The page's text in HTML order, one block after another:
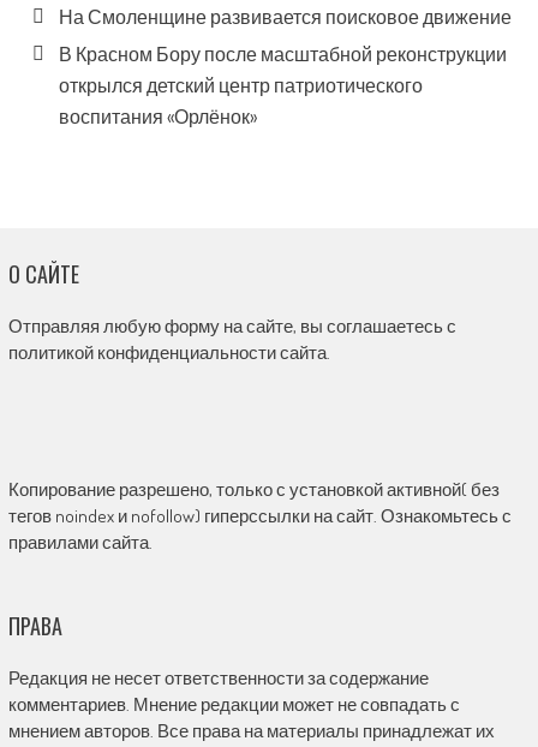
На Смоленщине развивается поисковое движение
В Красном Бору после масштабной реконструкции
открылся детский центр патриотического
воспитания «Орлёнок»
О САЙТЕ
Отправляя любую форму на сайте, вы соглашаетесь с
политикой конфиденциальности сайта.
Копирование разрешено, только с установкой активной( без
тегов noindex и nofollow) гиперссылки на сайт. Ознакомьтесь с
правилами сайта.
ПРАВА
Редакция не несет ответственности за содержание
комментариев. Мнение редакции может не совпадать с
мнением авторов. Все права на материалы принадлежат их